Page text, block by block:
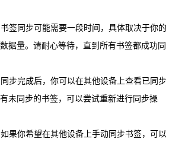
签同步可能需要一段时间，具体取决于你的
据量。请耐心等待，直到所有书签都成功同
步完成后，你可以在其他设备上查看已同步
未同步的书签，可以尝试重新进行同步操
果你希望在其他设备上手动同步书签，可以